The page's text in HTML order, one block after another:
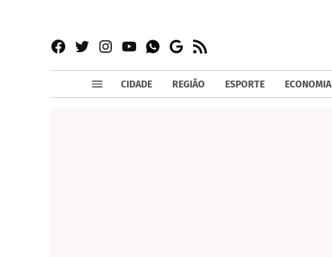
Facebook
TwitterInstagram
YouTubeWhatsapp
Google
News
RSS
CIDADE REGIÃO ESPORTE ECONOMIA